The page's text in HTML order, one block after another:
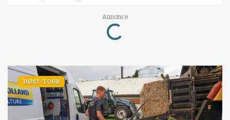
Annonce
Loading...
HØST-TOUR